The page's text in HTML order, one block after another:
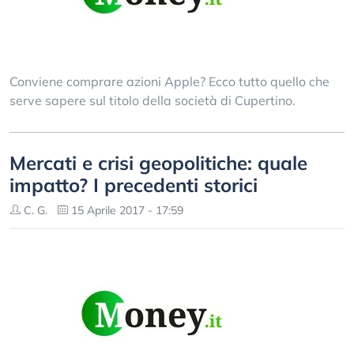
Conviene comprare azioni Apple? Ecco tutto quello che
serve sapere sul titolo della società di Cupertino.
Mercati e crisi geopolitiche: quale
impatto? I precedenti storici
C. G. 15 Aprile 2017 - 17:59